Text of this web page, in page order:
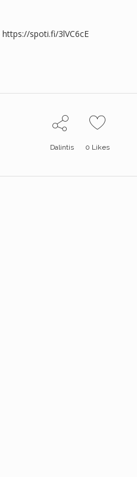
https://spoti.fi/3lVC6cE
Dalintis 0 Likes